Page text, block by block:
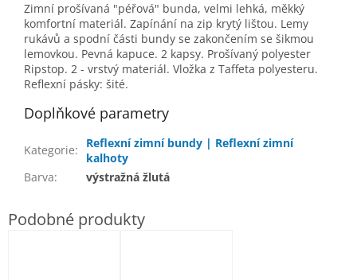
Zimní prošívaná "péřová" bunda, velmi lehká, měkký
komfortní materiál. Zapínání na zip krytý lištou. Lemy
rukávů a spodní části bundy se zakončením se šikmou
lemovkou. Pevná kapuce. 2 kapsy. Prošívaný polyester
Ripstop. 2 - vrstvý materiál. Vložka z Taffeta polyesteru.
Reflexní pásky: šité.
Doplňkové parametry
Kategorie:
Reflexní zimní bundy | Reflexní zimní
kalhoty
Barva: výstražná žlutá